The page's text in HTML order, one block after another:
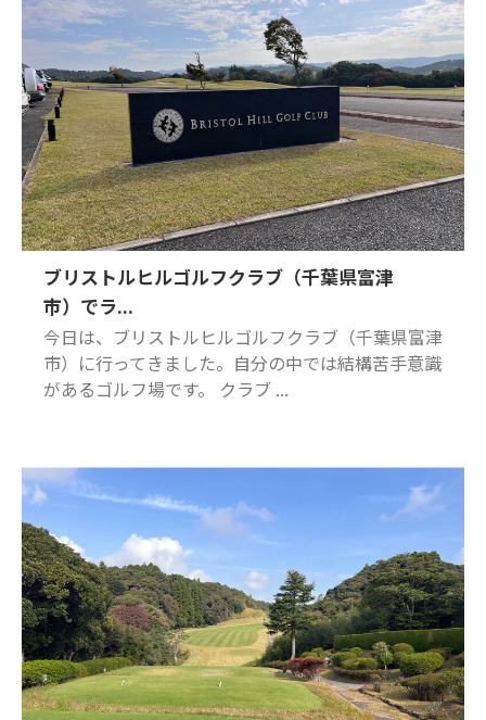
ブリストルヒルゴルフクラブ（千葉県富津
市）でラ...
今日は、ブリストルヒルゴルフクラブ（千葉県富津
市）に行ってきました。自分の中では結構苦手意識
があるゴルフ場です。 クラブ ...